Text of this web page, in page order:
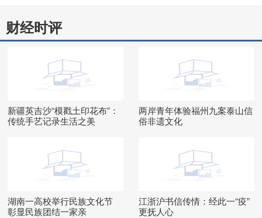
财经时评
新疆英吉沙“模戳土印花布”：
传统手艺记录生活之美
两岸青年体验福州九案泰山信
俗非遗文化
湖南一高校举行民族文化节
彰显民族团结一家亲
江浙沪书信传情：经此一“疫”
更抚人心